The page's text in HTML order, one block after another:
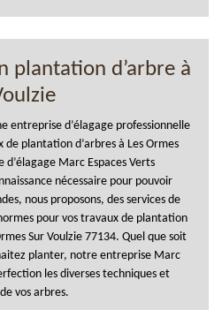
plantation d’arbre à
entreprise d’élagage professionnelle
de plantation d’arbres à Les Ormes
Marc Espaces Verts
nécessaire pour pouvoir
nous proposons, des services de
pour vos travaux de plantation
Sur Voulzie 77134. Quel que soit
planter, notre entreprise Marc
les diverses techniques et
vos arbres.